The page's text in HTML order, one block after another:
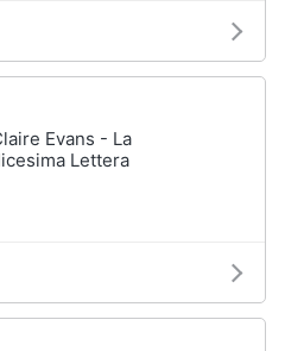
Evans - La
Lettera